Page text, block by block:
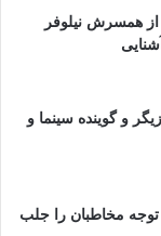
همسرش نیلوفر
و گوینده سینما و
مخاطبان را جلب